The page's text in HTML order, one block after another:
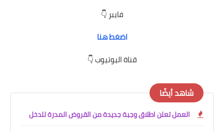
فايبر 👇
اضغط هنا
قناة اليوتيوب 👇
شاهد أيضًا
العمل تعلن اطلاق وجبة جديدة من القروض المدرة للدخل